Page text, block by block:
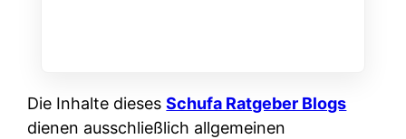
h
i
e
W
n
d
Die Inhalte diesesSchufa Ratgeber Blogs
dienen ausschließlich allgemeinen